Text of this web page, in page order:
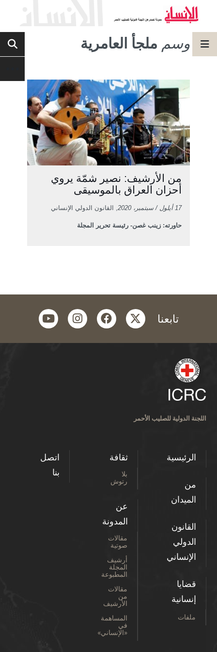
وسم ملجأ العامرية
من الأرشيف: نصير شمّة يروي
أحزان العراق بالموسيقى
17 أيلول / سبتمبر، 2020 , القانون الدولي الإنساني
حاورته: زينب غصن- رئيسة تحرير المجلة
تابعنا twitter
facebook
instagram
youtube
اللجنة الدولية للصليب الأحمر
الرئيسية
من
الميدان
القانون
الدولي
الإنساني
قضايا
إنسانية
ملفات
ثقافة
بلا
رتوش
عن
المدونة
مقالات
صوتية
أرشيف
المجلة
المطبوعة
مقالات
من
الأرشيف
المساهمة
في
«الإنساني»
اتصل
بنا